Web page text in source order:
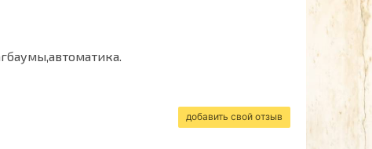
добавить свой отзыв